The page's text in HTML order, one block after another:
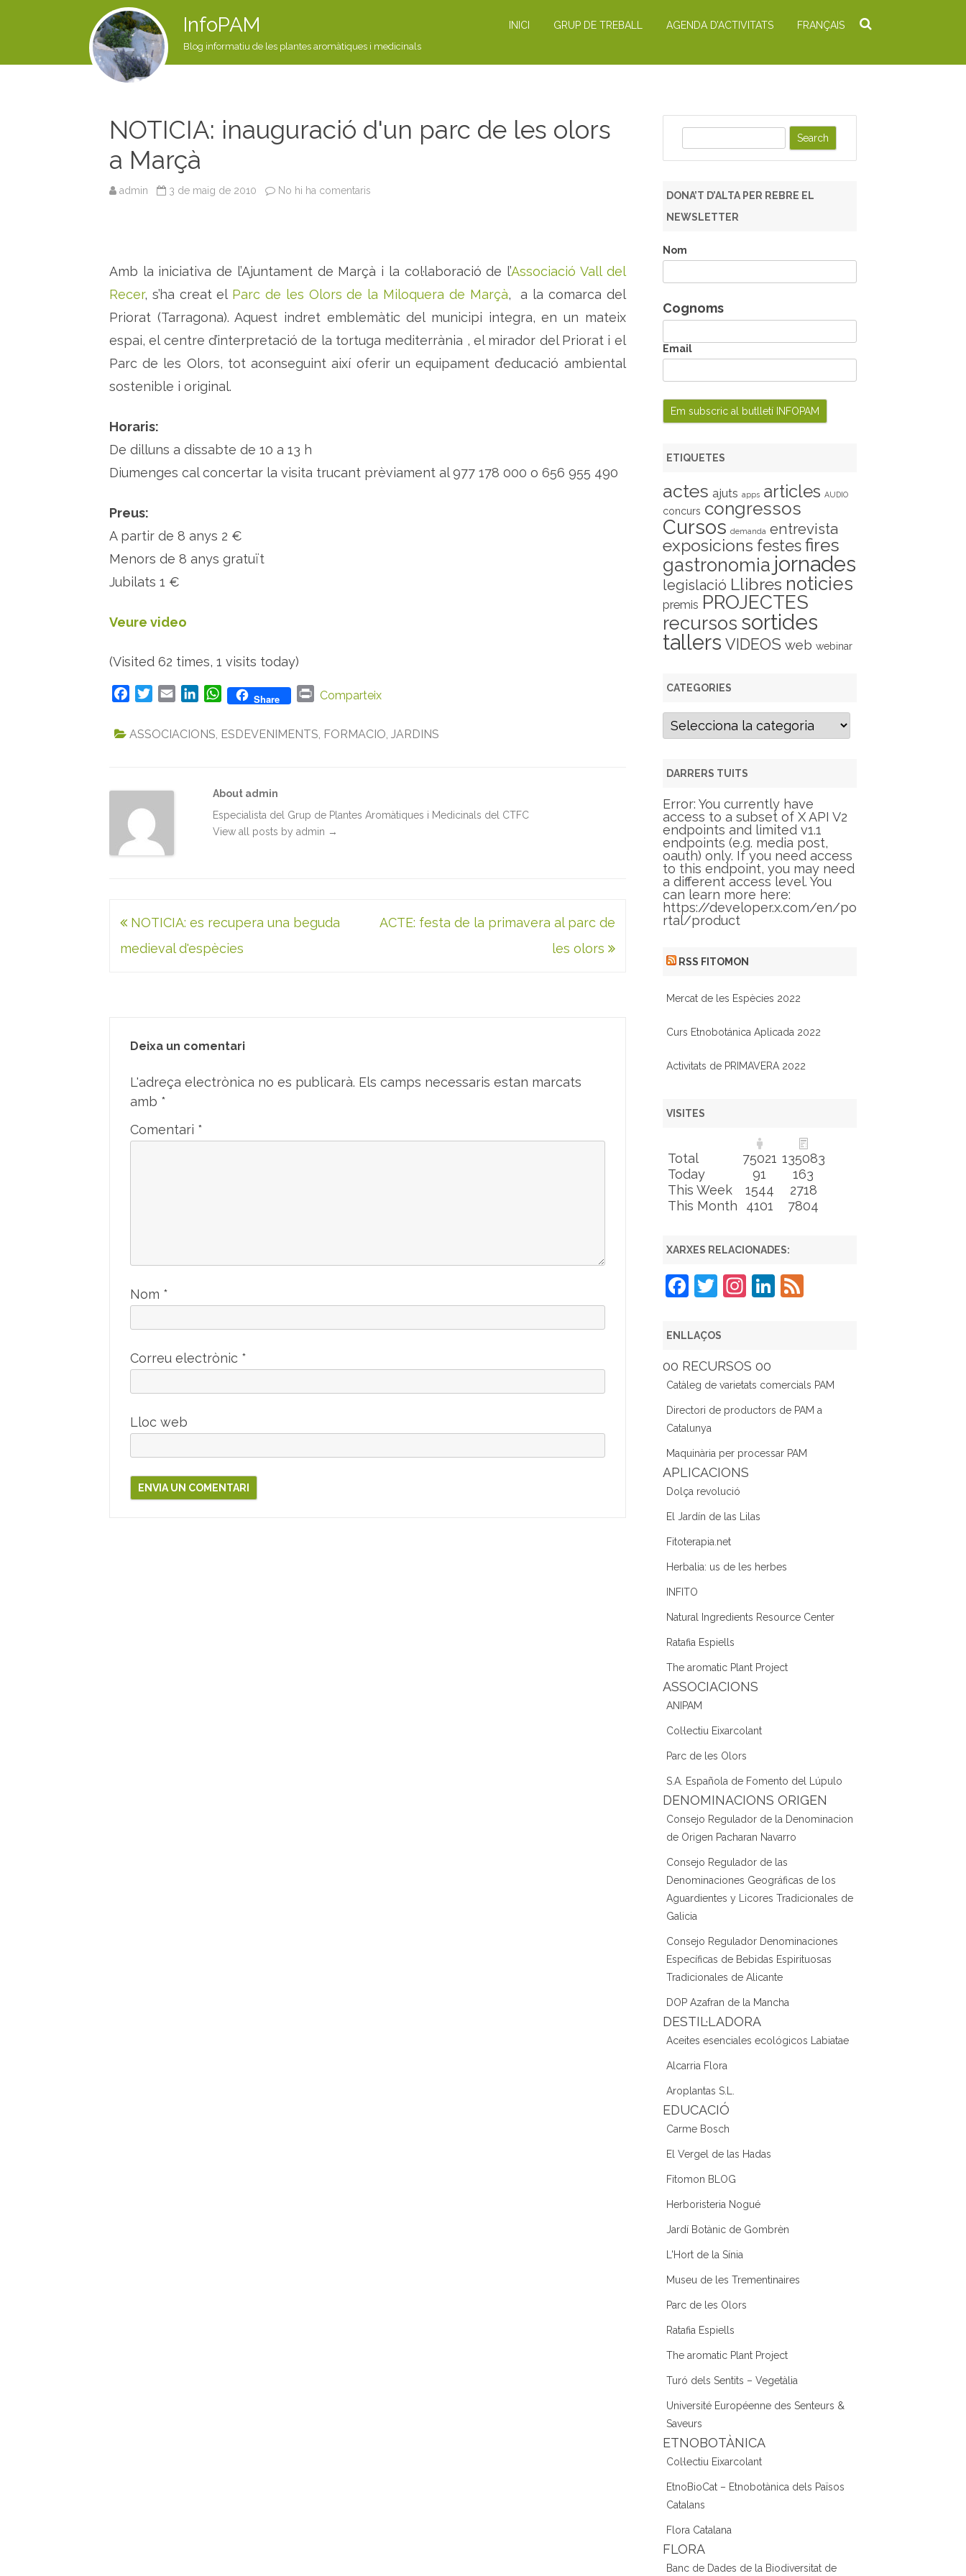
InfoPAM
Blog informatiu de les plantes aromàtiques i medicinals
INICI GRUP DE TREBALL AGENDA D’ACTIVITATS FRANÇAIS
NOTICIA: inauguració d'un parc de les olors
a Marçà
admin 3 de maig de 2010 No hi ha comentaris
:
n
a
g
r
a
c
i
d
Amb la iniciativa de l’Ajuntament de Marçà i la col·laboració de l’Associació Vall del
Recer, s’ha creat el Parc de les Olors de la Miloquera de Marçà, a la comarca del
Priorat (Tarragona). Aquest indret emblemàtic del municipi integra, en un mateix
espai, el centre d’interpretació de la tortuga mediterrània , el mirador del Priorat i el
Parc de les Olors, tot aconseguint així oferir un equipament d’educació ambiental
sostenible i original.
Horaris:
De dilluns a dissabte de 10 a 13 h
Diumenges cal concertar la visita trucant prèviament al 977 178 000 o 656 955 490
Preus:
A partir de 8 anys 2 €
Menors de 8 anys gratuït
Jubilats 1 €
Veure video
(Visited 62 times, 1 visits today)
c
k
i
a
n
W
a
p
p
Share
P
i
Comparteix
ASSOCIACIONS, ESDEVENIMENTS, FORMACIO, JARDINS
About admin
Especialista del Grup de Plantes Aromàtiques i Medicinals del CTFC
View all posts by admin →
Navegació
d'entrades
NOTICIA: es recupera una beguda
medieval d'espècies
ACTE: festa de la primavera al parc de
les olors
Deixa un comentari
L'adreça electrònica no es publicarà. Els camps necessaris estan marcats
amb *
Comentari *
Nom *
Correu electrònic *
Lloc web
h
DONA’T D’ALTA PER REBRE EL
NEWSLETTER
Nom
Cognoms
Email
ETIQUETES
actes ajuts apps articles AUDIO
concurs congressos
Cursos demanda entrevista
exposicions festes fires
gastronomia jornades
legislació Llibres noticies
premis PROJECTES
recursos sortides
tallers VIDEOS web webinar
CATEGORIES
C
g
r
i
e
s
DARRERS TUITS
Error: You currently have
access to a subset of X API V2
endpoints and limited v1.1
endpoints (e.g. media post,
oauth) only. If you need access
to this endpoint, you may need
a different access level. You
can learn more here:
https://developer.x.com/en/po
rtal/product
RSS FITOMON
Mercat de les Espècies 2022
Curs Etnobotánica Aplicada 2022
Activitats de PRIMAVERA 2022
VISITES
Total 75021 135083
Today
91
163
This Week
1544
2718
This Month
4101 7804
XARXES RELACIONADES:
F
c
e
b
o
o
k
T
itt
er
In
gr
a
m
Li
dI
n
F
ENLLAÇOS
00 RECURSOS 00
Catàleg de varietats comercials PAM
Directori de productors de PAM a
Catalunya
Maquinària per processar PAM
APLICACIONS
Dolça revolució
El Jardín de las Lilas
Fitoterapia.net
Herbalia: us de les herbes
INFITO
Natural Ingredients Resource Center
Ratafia Espiells
The aromatic Plant Project
ASSOCIACIONS
ANIPAM
Col·lectiu Eixarcolant
Parc de les Olors
S.A. Española de Fomento del Lúpulo
DENOMINACIONS ORIGEN
Consejo Regulador de la Denominacion
de Origen Pacharan Navarro
Consejo Regulador de las
Denominaciones Geográficas de los
Aguardientes y Licores Tradicionales de
Galicia
Consejo Regulador Denominaciones
Específicas de Bebidas Espirituosas
Tradicionales de Alicante
DOP Azafran de la Mancha
DESTIL·LADORA
Aceites esenciales ecológicos Labiatae
Alcarria Flora
Aroplantas S.L.
EDUCACIÓ
Carme Bosch
El Vergel de las Hadas
Fitomon BLOG
Herboristeria Nogué
Jardí Botànic de Gombrèn
L'Hort de la Sínia
Museu de les Trementinaires
Parc de les Olors
Ratafia Espiells
The aromatic Plant Project
Turó dels Sentits – Vegetàlia
Université Européenne des Senteurs &
Saveurs
ETNOBOTÀNICA
Col·lectiu Eixarcolant
EtnoBioCat – Etnobotànica dels Països
Catalans
Flora Catalana
FLORA
Banc de Dades de la Biodiversitat de